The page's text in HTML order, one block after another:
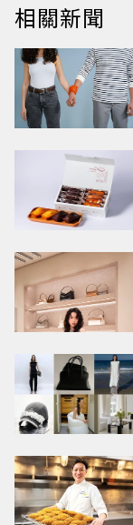
相關新聞